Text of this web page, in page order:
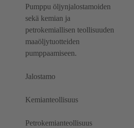
Pumppu öljynjalostamoiden
sekä kemian ja
petrokemiallisen teollisuuden
maaöljytuotteiden
pumppaamiseen.
Jalostamo
Kemianteollisuus
Petrokemianteollisuus